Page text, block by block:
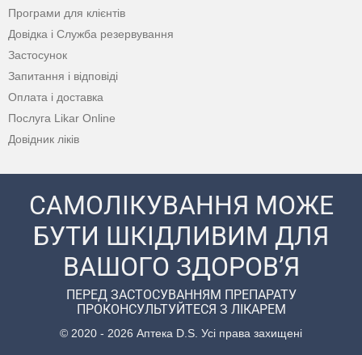
Програми для клієнтів
Довідка і Служба резервування
Застосунок
Запитання і відповіді
Оплата і доставка
Послуга Likar Online
Довідник ліків
САМОЛІКУВАННЯ МОЖЕ
БУТИ ШКІДЛИВИМ ДЛЯ
ВАШОГО ЗДОРОВ’Я
ПЕРЕД ЗАСТОСУВАННЯМ ПРЕПАРАТУ
ПРОКОНСУЛЬТУЙТЕСЯ З ЛІКАРЕМ
© 2020 - 2026 Аптека D.S. Усі права захищені